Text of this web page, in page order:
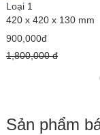
Loại 1
420 x 420 x 130 mm
900,000đ
1,800,000 đ
Sản phẩm